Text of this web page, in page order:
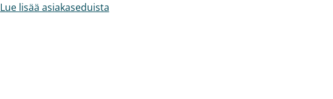
Lue lisää asiakaseduista